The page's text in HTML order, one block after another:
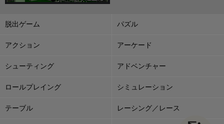
脱出ゲーム パズル
アクション アーケード
シューティング アドベンチャー
ロールプレイング シミュレーション
テーブル レーシング／レース